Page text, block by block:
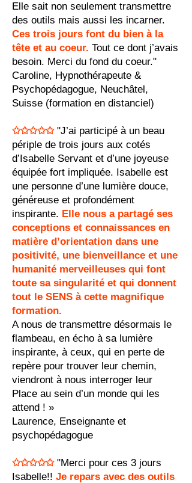
Elle sait non seulement transmettre
des outils mais aussi les incarner.
Ces trois jours font du bien à la
tête et au coeur. Tout ce dont j’avais
besoin. Merci du fond du coeur."
Caroline, Hypnothérapeute &
Psychopédagogue, Neuchâtel,
Suisse (formation en distanciel)
✩✩✩✩✩ "J’ai participé à un beau
périple de trois jours aux cotés
d’Isabelle Servant et d’une joyeuse
équipée fort impliquée. Isabelle est
une personne d’une lumière douce,
généreuse et profondément
inspirante. Elle nous a partagé ses
conceptions et connaissances en
matière d’orientation dans une
positivité, une bienveillance et une
humanité merveilleuses qui font
toute sa singularité et qui donnent
tout le SENS à cette magnifique
formation.
A nous de transmettre désormais le
flambeau, en écho à sa lumière
inspirante, à ceux, qui en perte de
repère pour trouver leur chemin,
viendront à nous interroger leur
Place au sein d’un monde qui les
attend ! »
Laurence, Enseignante et
psychopédagogue
✩✩✩✩✩ "Merci pour ces 3 jours
Isabelle!! Je repars avec des outils